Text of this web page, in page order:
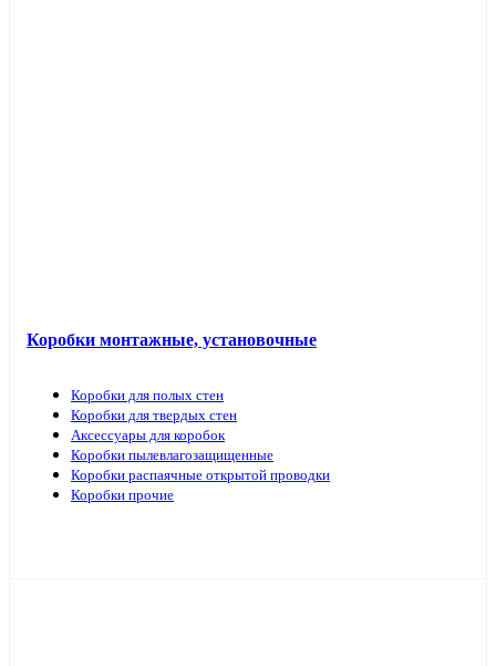
Коробки монтажные, установочные
Коробки для полых стен
Коробки для твердых стен
Аксессуары для коробок
Коробки пылевлагозащищенные
Коробки распаячные открытой проводки
Коробки прочие